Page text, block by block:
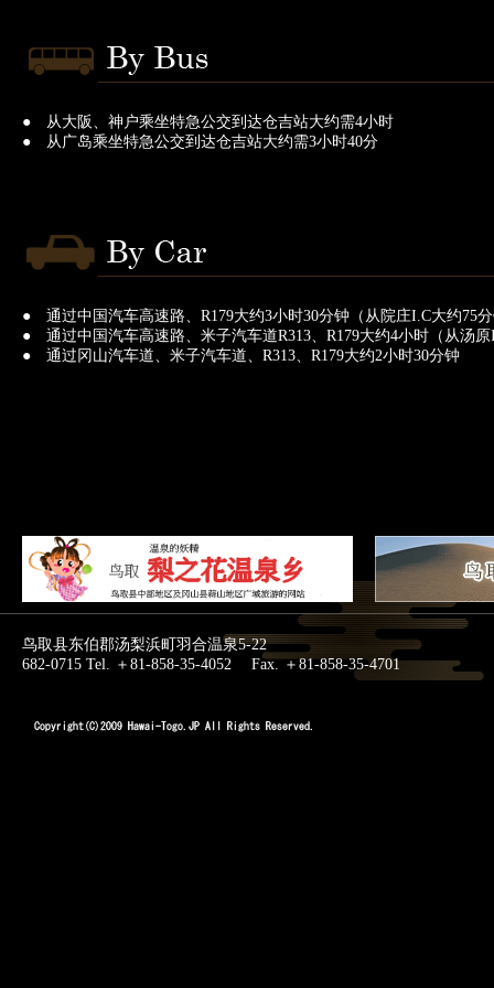
● 从大阪、神户乘坐特急公交到达仓吉站大约需4小时
● 从广岛乘坐特急公交到达仓吉站大约需3小时40分
● 通过中国汽车高速路、R179大约3小时30分钟（从院庄I.C大约75
● 通过中国汽车高速路、米子汽车道R313、R179大约4小时（从汤
● 通过冈山汽车道、米子汽车道、R313、R179大约2小时30分钟
鸟取县东伯郡汤梨浜町羽合温泉5-22
682-0715 Tel. ＋81-858-35-4052 Fax. ＋81-858-35-4701